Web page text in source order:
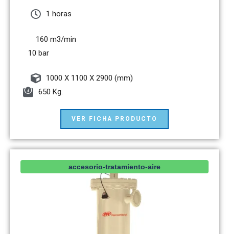
1 horas
160 m3/min
10 bar
1000 X 1100 X 2900 (mm)
650 Kg.
VER FICHA PRODUCTO
accesorio-tratamiento-aire